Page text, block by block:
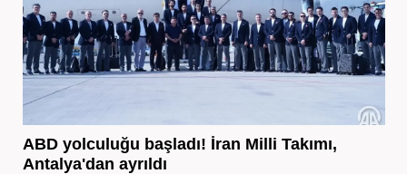
ABD yolculuğu başladı! İran Milli Takımı,
Antalya'dan ayrıldı